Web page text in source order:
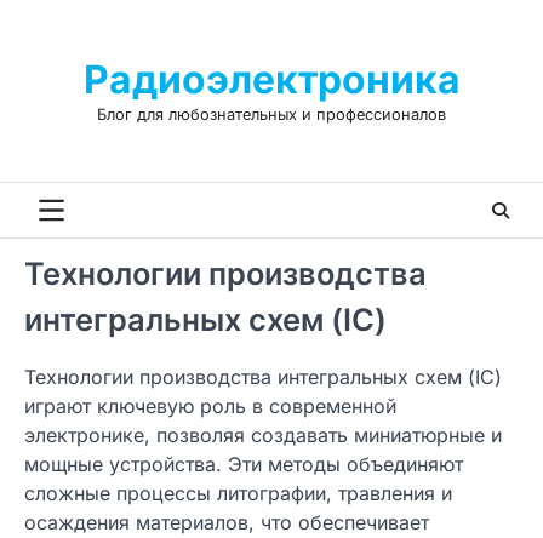
Радиоэлектроника
Блог для любознательных и профессионалов
Технологии производства
интегральных схем (IC)
Технологии производства интегральных схем (IC)
играют ключевую роль в современной
электронике, позволяя создавать миниатюрные и
мощные устройства. Эти методы объединяют
сложные процессы литографии, травления и
осаждения материалов, что обеспечивает